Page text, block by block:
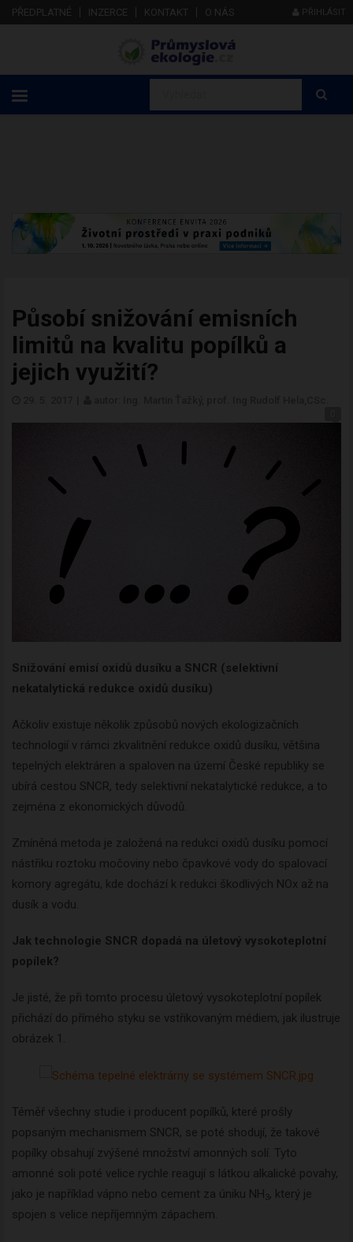
PŘEDPLATNÉ INZERCE KONTAKT O NÁS PŘIHLÁSIT
Působí snižování emisních
limitů na kvalitu popílků a
jejich využití?
Snižování emisí oxidů dusíku a SNCR (selektivní
nekatalytická redukce oxidů dusíku)
Ačkoliv existuje několik způsobů nových ekologizačních
technologií v rámci zkvalitnění redukce oxidů dusíku, většina
tepelných elektráren a spaloven na území České republiky se
ubírá cestou SNCR, tedy selektivní nekatalytické redukce, a to
zejména z ekonomických důvodů.
Zmíněná metoda je založená na redukci oxidů dusíku pomocí
nástřiku roztoku močoviny nebo čpavkové vody do spalovací
komory agregátu, kde dochází k redukci škodlivých NOx až na
dusík a vodu.
Jak technologie SNCR dopadá na úletový vysokoteplotní
popílek?
Je jisté, že při tomto procesu úletový vysokoteplotní popílek
přichází do přímého styku se vstřikovaným médiem, jak ilustruje
obrázek 1.
Téměř všechny studie i producent popílků, které prošly
popsaným mechanismem SNCR, se poté shodují, že takové
popílky obsahují zvýšené množství amonných solí. Tyto
amonné soli poté velice rychle reagují s látkou alkalické povahy,
jako je například vápno nebo cement za úniku NH3, který je
spojen s velice nepříjemným zápachem.